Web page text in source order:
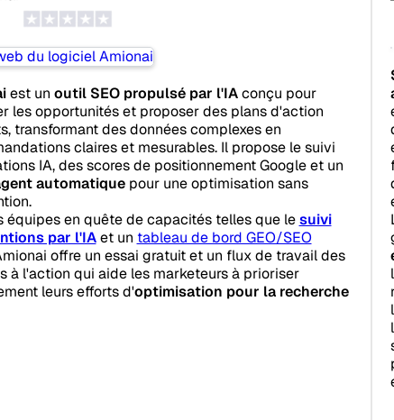
est un outil SEO propulsé par l'IAconçu pour
les opportunités et proposer des plans d'action
transformant des données complexes en
claires et mesurables. Il propose le suivi
IA, des scores de positionnement Google et un
automatiquepour une optimisation sans
équipes en quête de capacités telles que lesuivi
par l'IAet un tableau de bord GEO/SEO
offre un essai gratuit et un flux de travail des
à l'action qui aide les marketeurs à prioriser
leurs efforts d'optimisation pour la recherche